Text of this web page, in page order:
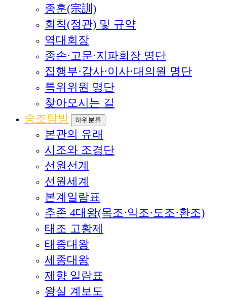
종훈(宗訓)
회칙(정관) 및 규약
역대회장
종손·고문·지파회장 명단
집행부·감사·이사·대의원 명단
특위위원 명단
찾아오시는 길
숭조탐방
하위분류
본관의 유래
시조와 조경단
선원선계
선원세계
본계일람표
추존 4대왕(목조·익조·도조·환조)
태조 고황제
태종대왕
세종대왕
제향 일람표
왕실 계보도